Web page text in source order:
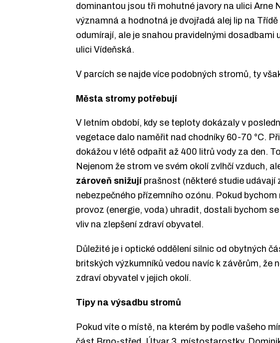
dominantou jsou tři mohutné javory na ulici Arne
významná a hodnotná je dvojřadá alej lip na
odumírají, ale je snahou pravidelnými dosadbami
ulici Vídeňská.
V parcích se najde více podobných stromů, ty
Města stromy potřebují
V letním období, kdy se teploty dokázaly v
vegetace dalo naměřit nad chodníky 60-70 °C.
dokážou v létě odpařit až 400 litrů vody za den.
Nejenom že strom ve svém okolí zvlhčí vzduch,
zároveň snižují prašnost (některé studie udávají
nebezpečného přízemního ozónu. Pokud
provoz (energie, voda) uhradit, dostali bychom
vliv na zlepšení zdraví obyvatel.
Důležité je i optické oddělení silnic od obytných
britských výzkumníků vedou navíc k závěrům, že
zdraví obyvatel v jejich okolí.
Tipy na výsadbu stromů
Pokud víte o místě, na kterém by podle vašeho